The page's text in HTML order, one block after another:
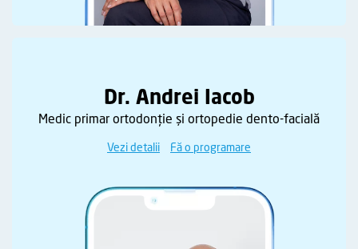
Dr. Andrei Iacob
Medic primar ortodonție și ortopedie dento-facială
Vezi detalii Fă o programare